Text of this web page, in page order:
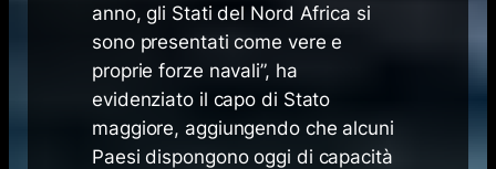
anno, gli Stati del Nord Africa si
sono presentati come vere e
proprie forze navali”, ha
evidenziato il capo di Stato
maggiore, aggiungendo che alcuni
Paesi dispongono oggi di capacità